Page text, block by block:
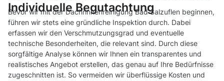
Individuelle Begutachtung
Bevor wir mit der Dachrinnenreinigung Bad Salzuflen beginnen,
führen wir stets eine gründliche Inspektion durch. Dabei
erfassen wir den Verschmutzungsgrad und eventuelle
technische Besonderheiten, die relevant sind. Durch diese
sorgfältige Analyse können wir Ihnen ein transparentes und
realistisches Angebot erstellen, das genau auf Ihre Bedürfnisse
zugeschnitten ist. So vermeiden wir überflüssige Kosten und